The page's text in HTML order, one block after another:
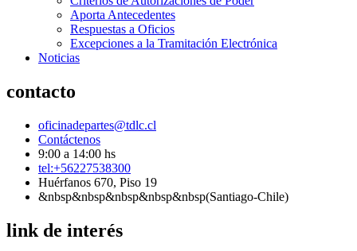
Aporta Antecedentes
Respuestas a Oficios
Excepciones a la Tramitación Electrónica
Noticias
contacto
oficinadepartes@tdlc.cl
Contáctenos
9:00 a 14:00 hs
tel:+56227538300
Huérfanos 670, Piso 19
&nbsp&nbsp&nbsp&nbsp&nbsp(Santiago-Chile)
link de interés